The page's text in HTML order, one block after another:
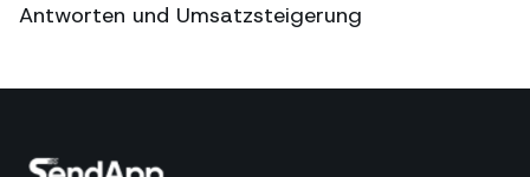
Antworten und Umsatzsteigerung